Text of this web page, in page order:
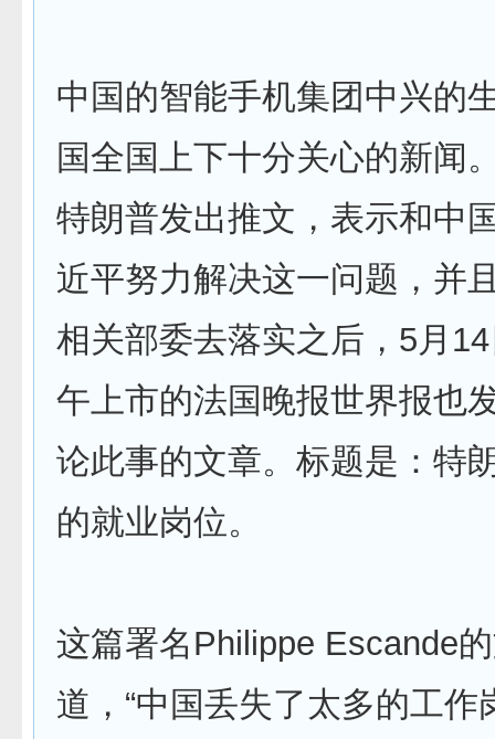
中国的智能手机集团中兴的
国全国上下十分关心的新闻
特朗普发出推文，表示和中
近平努力解决这一问题，并
相关部委去落实之后，5月
午上市的法国晚报世界报也
论此事的文章。标题是：特
的就业岗位。
这篇署名Philippe Escande
道，“中国丢失了太多的工作